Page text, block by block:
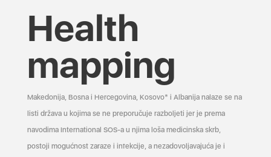
Health
mapping
Makedonija, Bosna i Hercegovina, Kosovo* i Albanija nalaze se na
listi država u kojima se ne preporučuje razboljeti jer je prema
navodima International SOS-a u njima loša medicinska skrb,
postoji mogućnost zaraze i infekcije, a nezadovoljavajuća je i